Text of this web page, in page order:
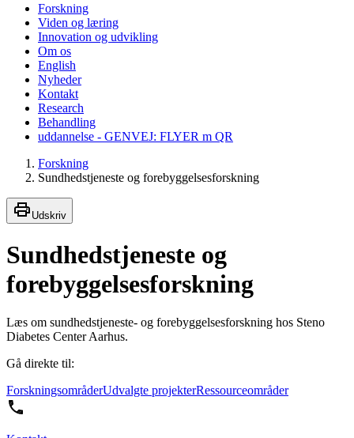
Forskning
Viden og læring
Innovation og udvikling
Om os
English
Nyheder
Kontakt
Research
Behandling
uddannelse - GENVEJ: FLYER m QR
Forskning
Sundhedstjeneste og forebyggelsesforskning
Udskriv
Sundhedstjeneste og
forebyggelsesforskning
Læs om sundhedstjeneste- og forebyggelsesforskning hos Steno
Diabetes Center Aarhus.
Gå direkte til:
ForskningsområderUdvalgte projekterRessourceområder